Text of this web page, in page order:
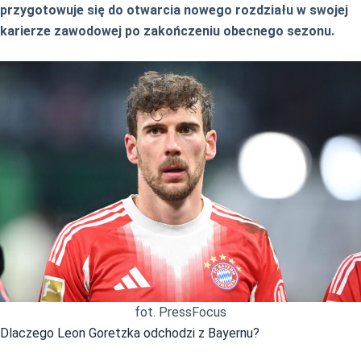
przygotowuje się do otwarcia nowego rozdziału w swojej
karierze zawodowej po zakończeniu obecnego sezonu.
fot. PressFocus
Dlaczego Leon Goretzka odchodzi z Bayernu?